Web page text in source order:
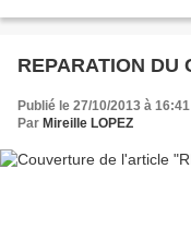
REPARATION DU
Publié le 27/10/2013 à 16:41
Par Mireille LOPEZ